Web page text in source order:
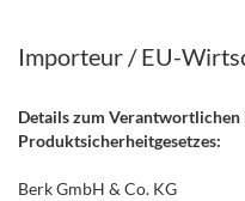
Importeur / EU-
Details zum Verantwortlichen
Produktsicherheitgesetzes:
Berk GmbH & Co. KG